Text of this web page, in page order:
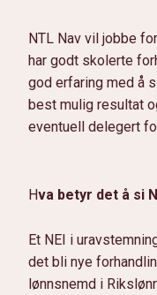
NTL Nav vil jobbe
har godt skolerte
god erfaring med å
best mulig resultat
eventuell delegert
Hva betyr det å si
Et NEI i
det bli nye
lønnsnemd i